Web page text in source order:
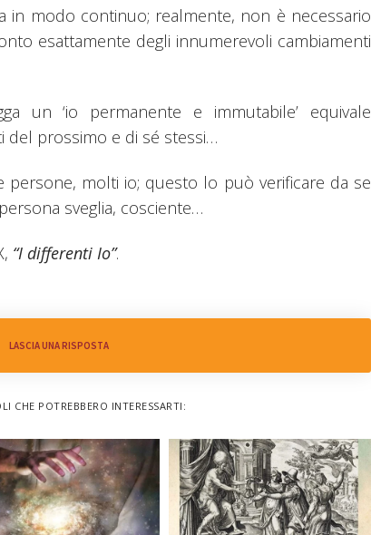
in modo continuo; realmente, non è necessario
esattamente degli innumerevoli cambiamenti
un ‘io permanente e immutabile’ equivale
del prossimo e di sé stessi…
molti io; questo lo può verificare da se
sveglia, cosciente…
“I differenti Io”.
LASCIA UNA RISPOSTA
CHE POTREBBERO INTERESSARTI: